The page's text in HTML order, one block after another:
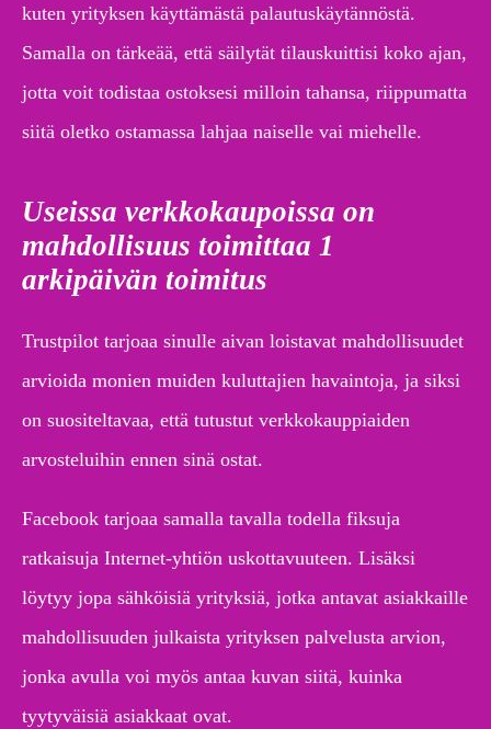
kuten yrityksen käyttämästä palautuskäytännöstä.
Samalla on tärkeää, että säilytät tilauskuittisi koko ajan,
jotta voit todistaa ostoksesi milloin tahansa, riippumatta
siitä oletko ostamassa lahjaa naiselle vai miehelle.
Useissa verkkokaupoissa on
mahdollisuus toimittaa 1
arkipäivän toimitus
Trustpilot tarjoaa sinulle aivan loistavat mahdollisuudet
arvioida monien muiden kuluttajien havaintoja, ja siksi
on suositeltavaa, että tutustut verkkokauppiaiden
arvosteluihin ennen sinä ostat.
Facebook tarjoaa samalla tavalla todella fiksuja
ratkaisuja Internet-yhtiön uskottavuuteen. Lisäksi
löytyy jopa sähköisiä yrityksiä, jotka antavat asiakkaille
mahdollisuuden julkaista yrityksen palvelusta arvion,
jonka avulla voi myös antaa kuvan siitä, kuinka
tyytyväisiä asiakkaat ovat.